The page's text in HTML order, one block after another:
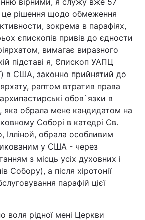
це рішення щодо обмеження
зокрема в парафіях,
єпископів привів до єдности
вимагає виразного
підставі я, Єпископ УАПЦ
в США, законно прийнятий до
раптом втратив права
обов`язки в
яка обрала мене кандидатом на
Соборі в катедрі Св.
Ілліной, обрала особливим
у США - через
з місць усіх духовних і
Собору), а після хіротонії
парафій цієї
воля рідної мені Церкви